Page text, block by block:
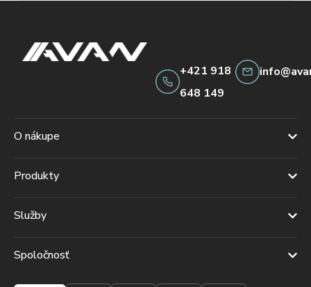
+421 918
648 149
O nákupe
Produkty
Služby
Spoločnosť